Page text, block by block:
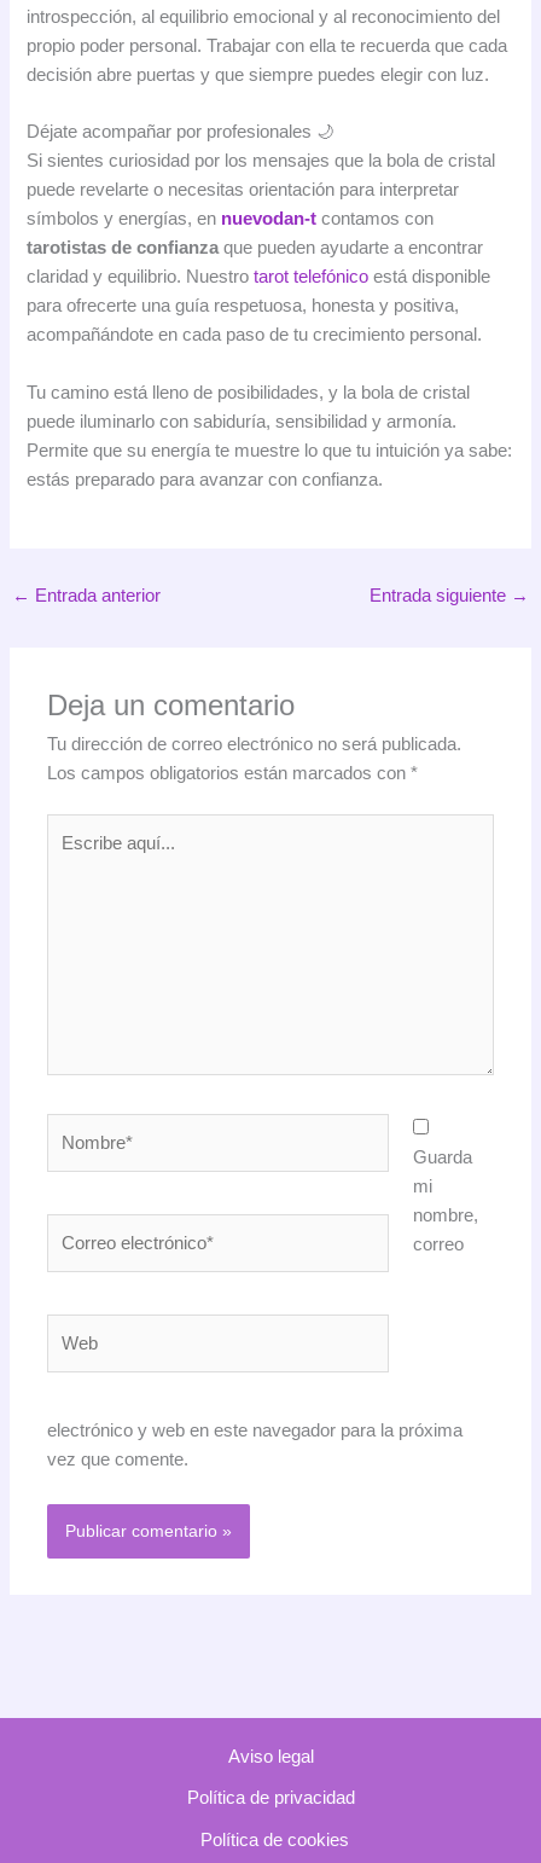
introspección, al equilibrio emocional y al reconocimiento del
propio poder personal. Trabajar con ella te recuerda que cada
decisión abre puertas y que siempre puedes elegir con luz.
Déjate acompañar por profesionales 🌙
Si sientes curiosidad por los mensajes que la bola de cristal
puede revelarte o necesitas orientación para interpretar
símbolos y energías, en nuevodan-t contamos con
tarotistas de confianzaque pueden ayudarte a encontrar
claridad y equilibrio. Nuestrotarot telefónico está disponible
para ofrecerte una guía respetuosa, honesta y positiva,
acompañándote en cada paso de tu crecimiento personal.
Tu camino está lleno de posibilidades, y la bola de cristal
puede iluminarlo con sabiduría, sensibilidad y armonía.
Permite que su energía te muestre lo que tu intuición ya sabe:
estás preparado para avanzar con confianza.
← Entrada anterior Entrada siguiente →
Deja un comentario
Tu dirección de correo electrónico no será publicada.
Los campos obligatorios están marcados con*
Guarda
mi
nombre,
correo
electrónico y web en este navegador para la próxima
vez que comente.
Aviso legal
Política de privacidad
Política de cookies